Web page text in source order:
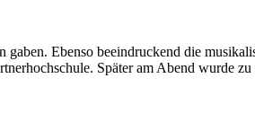
Ebenso beeindruckend die
Später am Abend wurde